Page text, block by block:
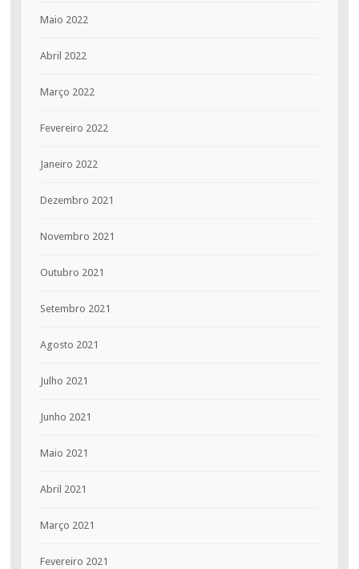
Maio 2022
Abril 2022
Março 2022
Fevereiro 2022
Janeiro 2022
Dezembro 2021
Novembro 2021
Outubro 2021
Setembro 2021
Agosto 2021
Julho 2021
Junho 2021
Maio 2021
Abril 2021
Março 2021
Fevereiro 2021